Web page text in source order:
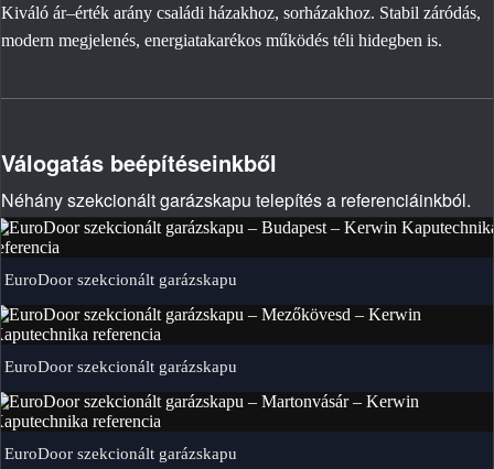
Kiváló ár–érték arány családi házakhoz, sorházakhoz. Stabil záródás,
modern megjelenés, energiatakarékos működés téli hidegben is.
Válogatás beépítéseinkből
Néhány szekcionált garázskapu telepítés a referenciáinkból.
EuroDoor szekcionált garázskapu
EuroDoor szekcionált garázskapu
EuroDoor szekcionált garázskapu